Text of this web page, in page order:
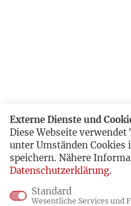
Externe Dienste und
Diese Webseite
unter Umständen Cookies
speichern. Nähere
Datenschutzerklärung.
Standard
Wesentliche Services und